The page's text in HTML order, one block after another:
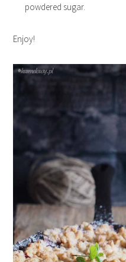
powdered sugar.
Enjoy!